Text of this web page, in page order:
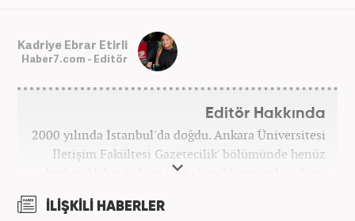
Kadriye Ebrar Etirli
Haber7.com - Editör
Editör Hakkında
2000 yılında İstanbul'da doğdu. Ankara Üniversitesi
İletişim Fakültesi Gazetecilik' bölümünde henüz
okurken HaberAnkara ve AnkaraMasası'nda çalıştı.
2022 yılındaki mezuniyetinin ardından Beyaz TV'de
'Haber Editörü' pozisyonunda görev aldı. 2024
İLİŞKİLİ HABERLER